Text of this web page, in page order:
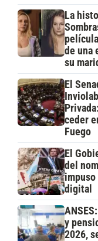
La
de una
su
El
ceder
Fuego
El
del
impuso
digital
y
2026,